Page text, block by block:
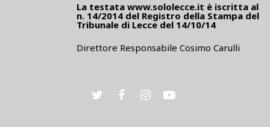
La testata www.sololecce.it è iscritta al
n. 14/2014 del Registro della Stampa del
Tribunale di Lecce del 14/10/14
Direttore Responsabile Cosimo Carulli